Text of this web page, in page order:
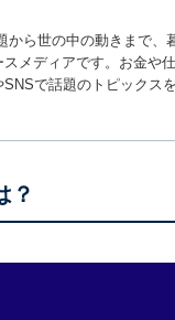
から世の中の動きまで
メディアです。お金や
で話題のトピックス
？